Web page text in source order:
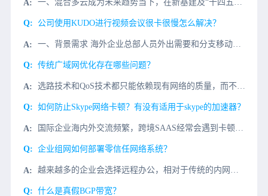
公司使用KUDO进行视频会议很卡很慢怎么解决？
一、背景需求 海外企业总部人员外出需要和分支移动办公KUDO视频会议协同办公视频会议，国内同事KUDO视频会议打开很慢，经常视频会议发送失败，希望用KUDO视频会议统一办公通信视频。 二、
传统广域网优化存在哪些问题？
选路技术和QoS技术都只能依赖现有网络的质量，而不能主动改进网络质量。当网络质量不好时，选路技术是躲避拥堵，QoS技术则是丢车保帅，最终的结果是只保证一部分重要业务的运行质量。与选路和QoS不同，广域
如何防止Skype网络卡顿？有没有适用于skype的加速器？
国际企业海内外交流频繁，跨境SAAS经常会遇到卡顿、延时问题，严重影响了企业员工效率和业务拓展，如何解决Skype加速问题？Skype加速解决方案客户痛点网络连接Skype海外服务器延迟和丢包大，导致
企业组网如何部署零信任网络系统？
什么是真假BGP带宽？